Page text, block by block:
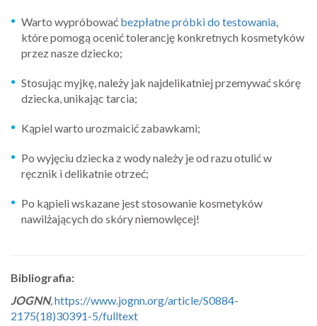
Warto wypróbować bezpłatne próbki do testowania,
które pomogą ocenić tolerancję konkretnych kosmetyków
przez nasze dziecko;
Stosując myjkę, należy jak najdelikatniej przemywać skórę
dziecka, unikając tarcia;
Kąpiel warto urozmaicić zabawkami;
Po wyjęciu dziecka z wody należy je od razu otulić w
ręcznik i delikatnie otrzeć;
Po kąpieli wskazane jest stosowanie kosmetyków
nawilżających do skóry niemowlęcej!
Bibliografia:
JOGNN,https://www.jognn.org/article/S0884-
2175(18)30391-5/fulltext